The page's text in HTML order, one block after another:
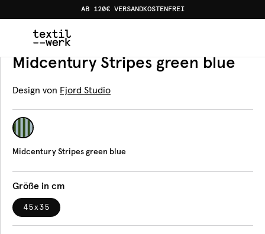
AB 120€ VERSANDKOSTENFREI
Produkte Tischsets Midcentury Stripes green
Tischset
Midcentury Stripes green blue
Design von Fjord Studio
Midcentury Stripes green blue
Größe in cm
45x35